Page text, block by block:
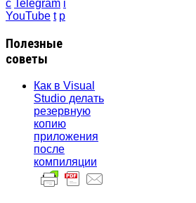
c Telegram i
YouTube t p
Полезные
советы
Как в Visual
Studio делать
резервную
копию
приложения
после
компиляции